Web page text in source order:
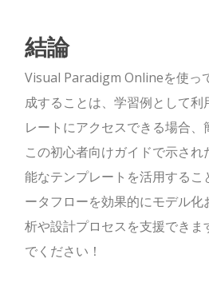
結論
Visual Paradigm Onlineを使っ
成することは、学習例として
レートにアクセスできる場合、
この初心者向けガイドで示さ
能なテンプレートを活用する
ータフローを効果的にモデル
析や設計プロセスを支援できま
でください！